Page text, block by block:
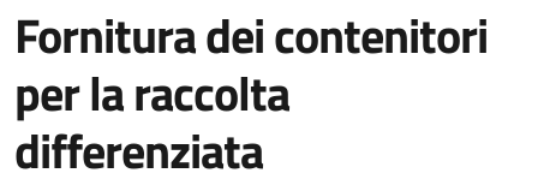
Fornitura dei contenitori
per la raccolta
differenziata